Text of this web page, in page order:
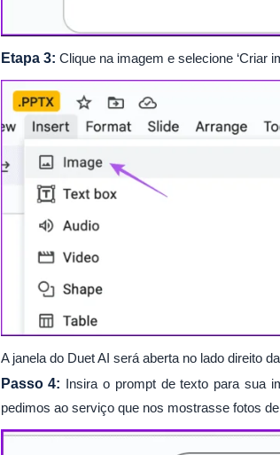
Etapa 3: Clique na imagem e selecione ‘Criar
A janela do Duet AI será aberta no lado direito
Passo 4: Insira o prompt de texto para sua
pedimos ao serviço que nos mostrasse fotos de